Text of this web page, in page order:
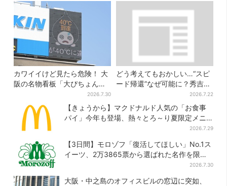
カワイイけど見たら危険！ 大
阪の名物看板「大ぴちょんく
ん」に異変、青→真っ黒に…
2026.7.30
どう考えてもおかしい…“スピ
ード帰還”なぜ可能に？秀吉が
噂した、3人目の謀反人【豊臣
兄弟】
2026.7.22
【きょうから】マクドナルド人気の「お食事
パイ」今年も登場、熱々とろ～り夏限定メニ
2026.7.29
【3日間】モロゾフ「復活してほしい」No.1ス
イーツ、2万3865票から選ばれた名作を限定
2026.7.30
大阪・中之島のオフィスビルの窓辺に突如、